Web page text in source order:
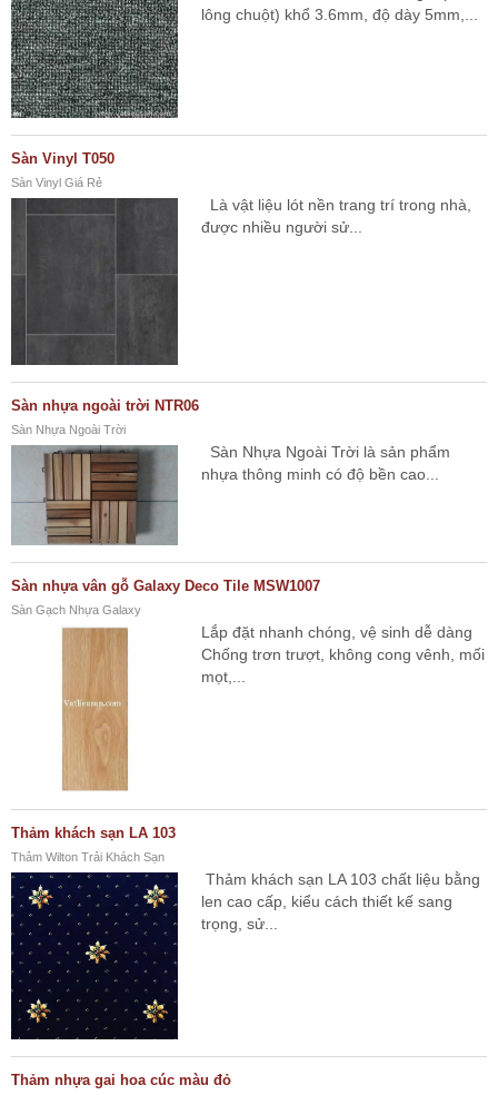
lông chuột) khổ 3.6mm, độ dày 5mm,...
Sàn Vinyl T050
Sàn Vinyl Giá Rẻ
Là vật liệu lót nền trang trí trong nhà,
được nhiều người sử...
Sàn nhựa ngoài trời NTR06
Sàn Nhựa Ngoài Trời
Sàn Nhựa Ngoài Trời là sản phẩm
nhựa thông minh có độ bền cao...
Sàn nhựa vân gỗ Galaxy Deco Tile MSW1007
Sàn Gạch Nhựa Galaxy
Lắp đặt nhanh chóng, vệ sinh dễ dàng
Chống trơn trượt, không cong vênh, mối
mọt,...
Thảm khách sạn LA 103
Thảm Wilton Trải Khách Sạn
Thảm khách sạn LA 103 chất liệu bằng
len cao cấp, kiểu cách thiết kế sang
trọng, sử...
Thảm nhựa gai hoa cúc màu đỏ